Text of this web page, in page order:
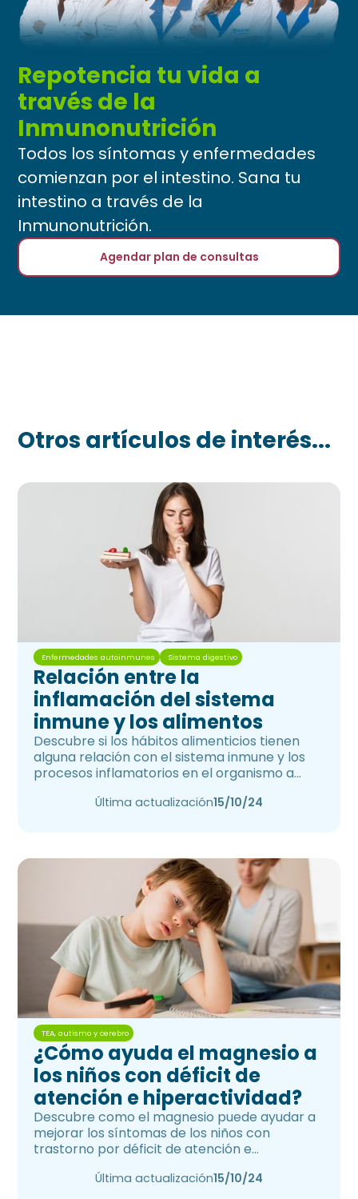
Repotencia tu vida a
través de la
Inmunonutrición
Todos los síntomas y enfermedades
comienzan por el intestino. Sana tu
intestino a través de la
Inmunonutrición.
Agendar plan de consultas
Otros artículos de interés...
Enfermedades autoinmunes Sistema digestivo
Relación entre la
inflamación del sistema
inmune y los alimentos
Descubre si los hábitos alimenticios tienen
alguna relación con el sistema inmune y los
procesos inflamatorios en el organismo a
Última actualización15/10/24
TEA, autismo y cerebro
¿Cómo ayuda el magnesio a
los niños con déficit de
atención e hiperactividad?
Descubre como el magnesio puede ayudar a
mejorar los síntomas de los niños con
trastorno por déficit de atención e
Última actualización15/10/24